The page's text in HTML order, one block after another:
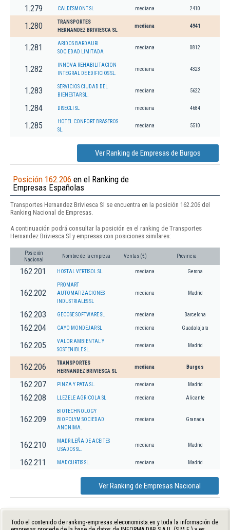
1.279 CALDESMONT SL mediana 2410
1.280
TRANSPORTES
HERNANDEZ BRIVIESCA SL
mediana 4941
1.281
ARIDOS BARDAURI
SOCIEDAD LIMITADA
mediana 0812
1.282
INNOVA REHABILITACION
INTEGRAL DE EDIFICIOS SL.
mediana 4323
1.283
SERVICIOS CIUDAD DEL
BIENESTAR SL.
mediana 5622
1.284 DISECLI SL mediana 4684
1.285
HOTEL CONFORT BRASEROS
SL.
mediana 5510
Ver Ranking de Empresas de Burgos
Posición 162.206 en el Ranking de
Empresas Españolas
Transportes Hernandez Briviesca Sl se encuentra en la posición 162.206 del
Ranking Nacional de Empresas.
A continuación podrá consultar la posición en el ranking de Transportes
Hernandez Briviesca Sl y empresas con posiciones similares:
Posición
Nacional
Nombre de la empresa Ventas (€) Provincia
162.201 HOSTAL VERTISOL SL. mediana Gerona
162.202
PROMART
AUTOMATIZACIONES
INDUSTRIALES SL
mediana Madrid
162.203 GECOSE SOFTWARE SL mediana Barcelona
162.204 CAYO MONDEJAR SL mediana Guadalajara
162.205
VALOR AMBIENTAL Y
SOSTENIBLE SL.
mediana Madrid
162.206
TRANSPORTES
HERNANDEZ BRIVIESCA SL
mediana Burgos
162.207 PINZA Y PATA SL. mediana Madrid
162.208 LLEZELE AGRICOLA SL mediana Alicante
162.209
BIOTECHNOLOGY
BIOPOLYM SOCIEDAD
ANONIMA.
mediana Granada
162.210
MADRILEÑA DE ACEITES
USADOS SL.
mediana Madrid
162.211 MADCURTIS SL. mediana Madrid
Ver Ranking de Empresas Nacional
Todo el contenido de ranking-empresas.eleconomista.es y toda la información de